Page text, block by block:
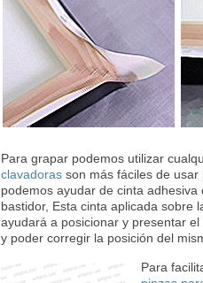
Para grapar podemos utilizar
clavadoras son más fáciles de
podemos ayudar de cinta
bastidor, Esta cinta aplicada sobre
ayudará a posicionar y presentar
y poder corregir la posición del
Para